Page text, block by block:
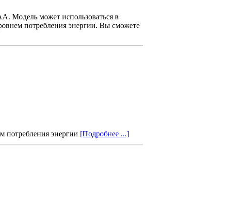
Модель может использоваться в
потребления энергии. Вы сможете
потребления энергии [Подробнее ...]